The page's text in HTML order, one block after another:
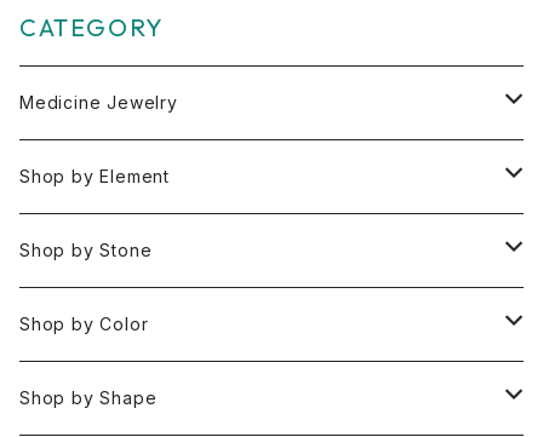
CATEGORY
Medicine Jewelry
Pendant Charms
Bracelets
Necklaces
Rings
Shop by Element
Space 空(気づき,余白,真実）
Water 水(癒し,潤い,鎮静)
Fire 火(情熱,勇気,希望)
Shop by Stone
おみくじ
アイオライト
Shop by Color
Clear / White
Shop by Shape